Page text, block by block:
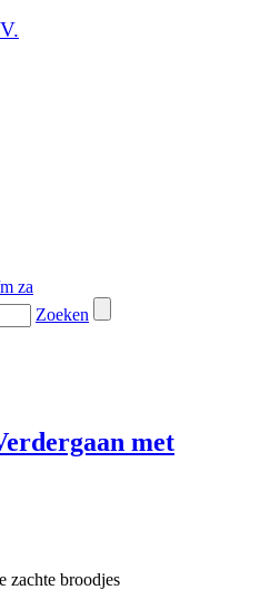
za
Zoeken
met
zachte broodjes